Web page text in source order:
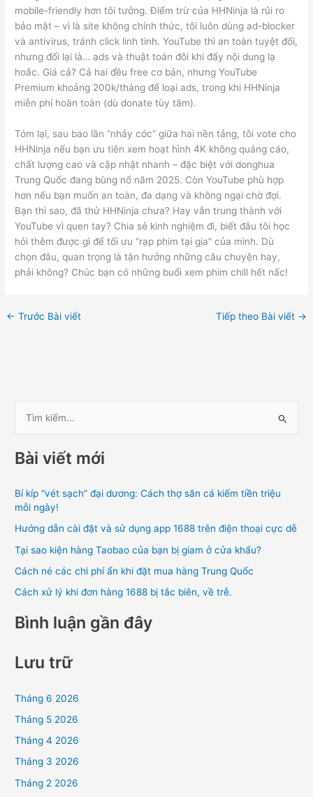
mobile-friendly hơn tôi tưởng. Điểm trừ của HHNinja là rủi ro
bảo mật – vì là site không chính thức, tôi luôn dùng ad-blocker
và antivirus, tránh click linh tinh. YouTube thì an toàn tuyệt đối,
nhưng đổi lại là… ads và thuật toán đôi khi đẩy nội dung lạ
hoắc. Giá cả? Cả hai đều free cơ bản, nhưng YouTube
Premium khoảng 200k/tháng để loại ads, trong khi HHNinja
miễn phí hoàn toàn (dù donate tùy tâm).
Tóm lại, sau bao lần “nhảy cóc” giữa hai nền tảng, tôi vote cho
HHNinja nếu bạn ưu tiên xem hoạt hình 4K không quảng cáo,
chất lượng cao và cập nhật nhanh – đặc biệt với donghua
Trung Quốc đang bùng nổ năm 2025. Còn YouTube phù hợp
hơn nếu bạn muốn an toàn, đa dạng và không ngại chờ đợi.
Bạn thì sao, đã thử HHNinja chưa? Hay vẫn trung thành với
YouTube vì quen tay? Chia sẻ kinh nghiệm đi, biết đâu tôi học
hỏi thêm được gì để tối ưu “rạp phim tại gia” của mình. Dù
chọn đâu, quan trọng là tận hưởng những câu chuyện hay,
phải không? Chúc bạn có những buổi xem phim chill hết nấc!
← Trước Bài viết Tiếp theo Bài viết →
m
i
m
:
Bài viết mới
Bí kíp “vét sạch” đại dương: Cách thợ săn cá kiếm tiền triệu
mỗi ngày!
Hướng dẫn cài đặt và sử dụng app 1688 trên điện thoại cực dễ
Tại sao kiện hàng Taobao của bạn bị giam ở cửa khẩu?
Cách né các chi phí ẩn khi đặt mua hàng Trung Quốc
Cách xử lý khi đơn hàng 1688 bị tắc biên, về trễ.
Bình luận gần đây
Lưu trữ
Tháng 6 2026
Tháng 5 2026
Tháng 4 2026
Tháng 3 2026
Tháng 2 2026